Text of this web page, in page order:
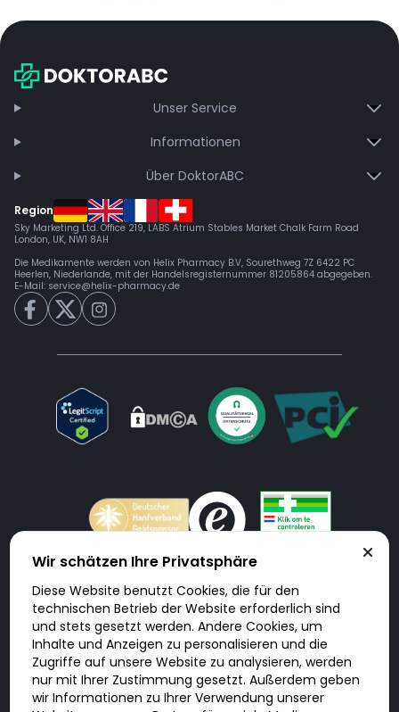
bei jeder Bestellung, erhalten schnelle Lieferung und
Unser Service
Informationen
Über DoktorABC
Region
Sky Marketing Ltd. Office 219, LABS Atrium Stables Market Chalk Farm Road
London, UK, NW1 8AH
Die Medikamente werden von Helix Pharmacy B.V, Sourethweg 7Z 6422 PC
Heerlen, Niederlande, mit der Handelsregisternummer 81205864 abgegeben.
E-Mail: service@helix-pharmacy.de
Doktorabc.com ist eine Vermittlungsplattform. Doktorabc ist ausdrücklich
keine Internetapotheke. Doktorabc bietet keine Medikamente oder
sonstige Produkte an oder liefert diese. Jegliche Informationen zu
Produkten, Medikamenten und Preisen auf der Internetseite beinhalten
kein Angebot von Doktorabc an Sie. Für die Einhaltung der in Ihrem Land
geltenden Gesetze und sonstigen Rechtsvorschriften sind Sie als Nutzer
selbst verantwortlich. Die Nutzung unseres Services auf Doktorabc durch
Sie erfolgt auf eigenes Risiko und in eigener Verantwortung. Sie erklären,
diese Internetseite aus eigener Initiative zu besuchen und zu nutzen.
Wir schätzen Ihre Privatsphäre
Diese Website benutzt Cookies, die für den
technischen Betrieb der Website erforderlich sind
und stets gesetzt werden. Andere Cookies, um
Inhalte und Anzeigen zu personalisieren und die
Zugriffe auf unsere Website zu analysieren, werden
nur mit Ihrer Zustimmung gesetzt. Außerdem geben
wir Informationen zu Ihrer Verwendung unserer